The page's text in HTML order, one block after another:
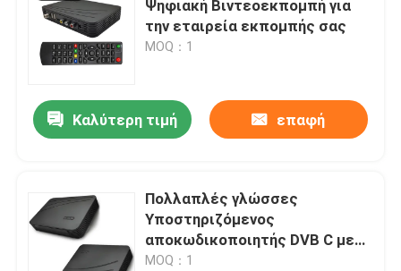
Ψηφιακή Βιντεοεκπομπή για
την εταιρεία εκπομπής σας
MOQ：1
Καλύτερη τιμή επαφή
Πολλαπλές γλώσσες
Υποστηριζόμενος
αποκωδικοποιητής DVB C με
πρίζα 12V 1A
MOQ：1